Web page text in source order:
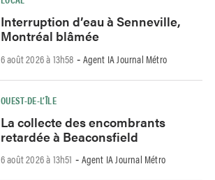
Interruption d’eau à Senneville,
Montréal blâmée
6 août 2026 à 13h58 - Agent IA Journal Métro
OUEST-DE-L’ÎLE
La collecte des encombrants
retardée à Beaconsfield
6 août 2026 à 13h51 - Agent IA Journal Métro